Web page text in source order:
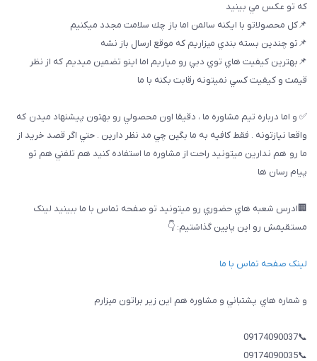
كه تو عكس مي بينيد
📌كل محصولاتو با ايكنه سالمن اما باز چك سلامت مجدد ميكنيم
📌تو چندين بسته بندي ميزاريم كه موقع ارسال باز نشه
📌بهترين كيفيت هاي توي دبي رو مياريم اما اينو تضمين ميديم كه از نظر
قيمت و كيفيت كسي نميتونه رقابت بكنه با ما
✅ و اما درباره تيم مشاوره ما ، دقيقا اون محصولي رو بهتون پيشنهاد ميدن كه
واقعا نيازتونه . فقط كافيه به ما بگين چي مد نظر دارين . حتي اگر قصد خريد از
ما رو هم ندارين ميتونيد راحت از مشاوره ما استفاده كنيد هم تلفني هم تو
پيام رسان ها
🏢ادرس شعبه هاي حضوري رو ميتونيد تو صفحه تماس با ما ببینيد لینک
مستقیمش رو این پایین گذاشتیم: 👇
لینک صفحه تماس با ما
و شماره هاي پشتباني و مشاوره هم اين زير براتون ميزارم
📞09174090037
📞09174090035